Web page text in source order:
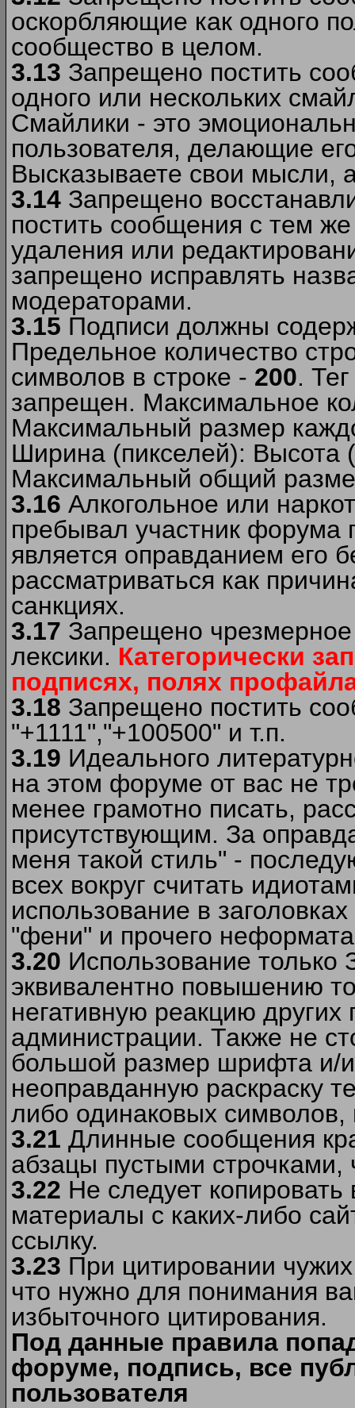
оскорбляющие как одного
сообщество в целом.
3.13 Запрещено постить
одного или нескольких
Смайлики - это
пользователя, делающие
Высказываете свои мысли,
3.14 Запрещено
постить сообщения с тем
удаления или
запрещено исправлять
модераторами.
3.15 Подписи должны
Предельное количество
символов в строке - 200.
запрещен. Максимальное
Максимальный размер
Ширина (пикселей): Высота
Максимальный общий
3.16 Алкогольное или
пребывал участник форума
является оправданием его
рассматриваться как
санкциях.
3.17 Запрещено
лексики. Категорически
подписях, полях
3.18 Запрещено постить
"+1111","+100500" и т.п.
3.19 Идеального
на этом форуме от вас не
менее грамотно писать,
присутствующим. За
меня такой стиль" -
всех вокруг считать
использование в
"фени" и прочего
3.20 Использование
эквивалентно повышению
негативную реакцию
администрации. Также не
большой размер шрифта и/
неоправданную раскраску
либо одинаковых
3.21 Длинные сообщения
абзацы пустыми
3.22 Не следует
материалы c каких-либо
ссылку.
3.23 При цитировании
что нужно для понимания
избыточного цитирования.
Под данные правила
форуме, подпись, все
пользователя